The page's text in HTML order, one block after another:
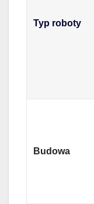
Typ roboty
Budowa